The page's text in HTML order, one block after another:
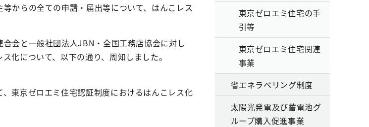
からの全ての申請・届出等について、はんこレス
会と一般社団法人JBN・全国工務店協会に対し
化について、以下の通り、周知しました。
東京ゼロエミ住宅認証制度におけるはんこレス化
東京ゼロエミ住宅の手
引等
東京ゼロエミ住宅関連
事業
省エネラベリング制度
太陽光発電及び蓄電池グ
ループ購入促進事業